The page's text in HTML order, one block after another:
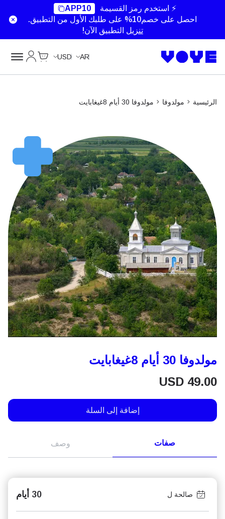
⚡ استخدم رمز القسيمة
APP10
احصل على خصم10% على طلبك الأول من التطبيق.
تنزيل التطبيق الآن!
AR
USD
الرئيسية مولدوفا مولدوفا 30 أيام 8غيغابايت
مولدوفا 30 أيام 8غيغابايت
USD 49.00
إضافة إلى السلة
صفات وصف
صالحة ل 30 أيام